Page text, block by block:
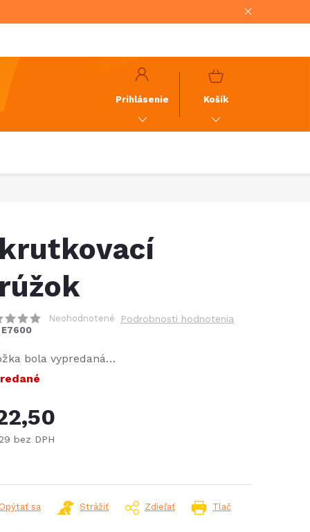
Prihlásenie
NÁKUPNÝ
Košík
Neohodnotené Podrobnosti hodnotenia
E7600
bola vypredaná…
bez DPH
Tlač
Opýtať sa Strážiť Zdieľať